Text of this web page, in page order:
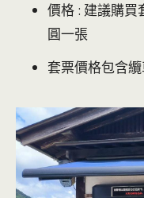
價格 : 建議購買
圓一張
套票價格包含